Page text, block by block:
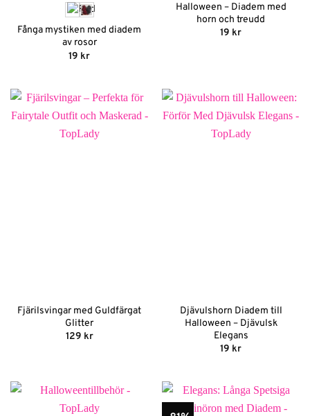
Fånga mystiken med diadem
av rosor
19 kr
Halloween – Diadem med
horn och treudd
19 kr
Fjärilsvingar med Guldfärgat
Glitter
129 kr
Djävulshorn Diadem till
Halloween – Djävulsk
Elegans
19 kr